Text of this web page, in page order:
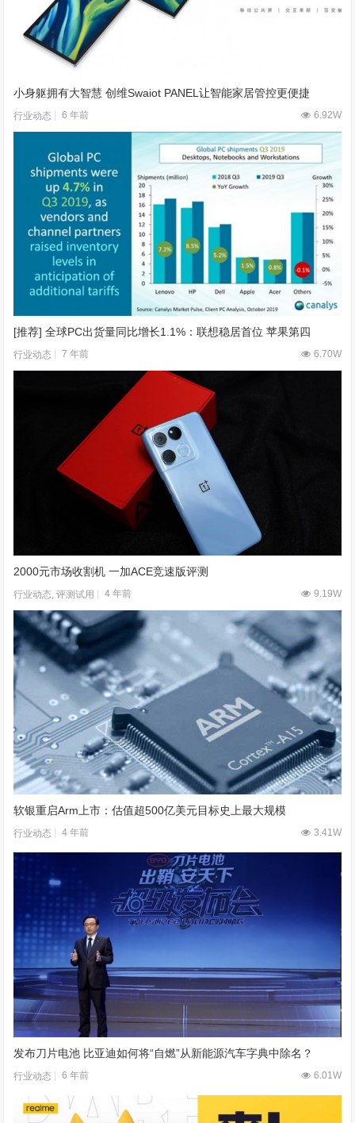
小身躯拥有大智慧 创维Swaiot PANEL让智能家居管控更便捷
行业动态 6 年前 6.92W
[推荐] 全球PC出货量同比增长1.1%：联想稳居首位 苹果第四
行业动态 7 年前 6.70W
2000元市场收割机 一加ACE竞速版评测
行业动态 ,评测试用 4 年前 9.19W
软银重启Arm上市：估值超500亿美元目标史上最大规模
行业动态 4 年前 3.41W
发布刀片电池 比亚迪如何将“自燃”从新能源汽车字典中除名？
行业动态 6 年前 6.01W